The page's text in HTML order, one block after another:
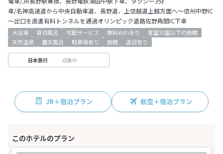
車/名神高速道から中央自動車道、長野道、上信越道上越方面へ～信州中野IC
～出口を直進有料トンネルを通過オリンピック道路佐野角間IC下車
大浴場 貸切風呂 宅配サービス 無料WiFiあり
客室30室以下の旅館
天然温泉
露天風呂 駐車場有り 旅館 送迎有り
日本旅行 収集中
JR＋宿泊プラン 航空＋宿泊プラン